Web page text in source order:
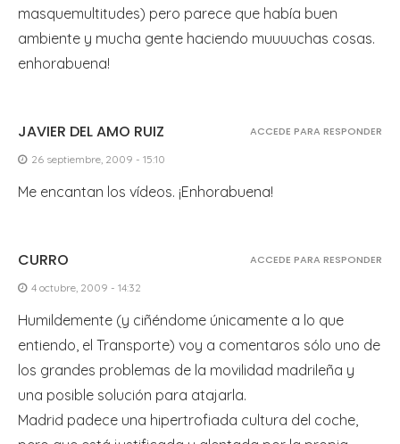
masquemultitudes) pero parece que había buen
ambiente y mucha gente haciendo muuuuchas cosas.
enhorabuena!
JAVIER DEL AMO RUIZ
26 septiembre, 2009 - 15:10
Me encantan los vídeos. ¡Enhorabuena!
ACCEDE PARA RESPONDER
CURRO
4 octubre, 2009 - 14:32
Humildemente (y ciñéndome únicamente a lo que
entiendo, el Transporte) voy a comentaros sólo uno de
los grandes problemas de la movilidad madrileña y
una posible solución para atajarla.
Madrid padece una hipertrofiada cultura del coche,
ACCEDE PARA RESPONDER